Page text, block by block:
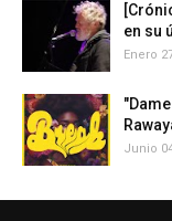
en su
Enero
Junio